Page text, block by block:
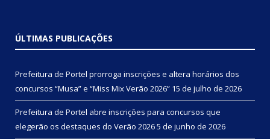
ÚLTIMAS PUBLICAÇÕES
Prefeitura de Portel prorroga inscrições e altera horários dos
concursos “Musa” e “Miss Mix Verão 2026” 15 de julho de 2026
Prefeitura de Portel abre inscrições para concursos que
elegerão os destaques do Verão 20265 de junho de 2026